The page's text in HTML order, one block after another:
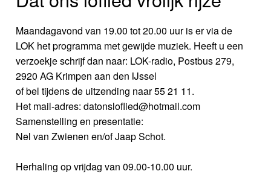
Maandagavond van 19.00 tot 20.00 uur is er via de
LOK het programma met gewijde muziek. Heeft u een
verzoekje schrijf dan naar: LOK-radio, Postbus 279,
2920 AG Krimpen aan den IJssel
of bel tijdens de uitzending naar 55 21 11.
Het mail-adres: datonsloflied@hotmail.com
Samenstelling en presentatie:
Nel van Zwienen en/of Jaap Schot.
Herhaling op vrijdag van 09.00-10.00 uur.